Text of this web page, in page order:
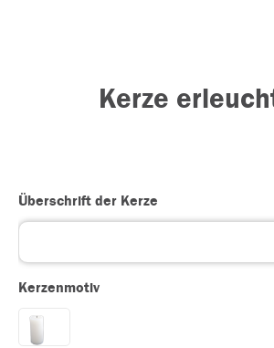
Kerze
Überschrift der Kerze
Kerzenmotiv